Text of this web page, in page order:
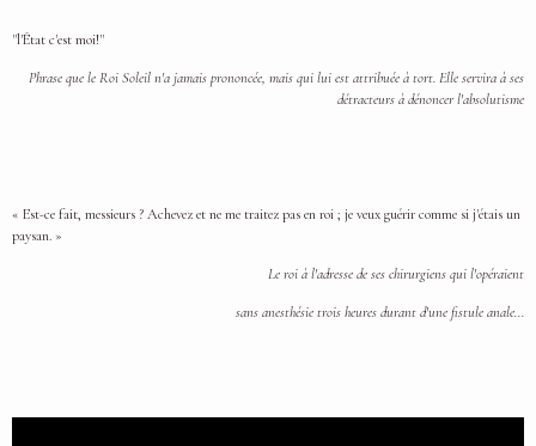
"l'État c'est moi!"
Phrase que le Roi Soleil n'a jamais prononcée, mais qui lui est attribuée à tort. Elle servira à ses
détracteurs à dénoncer l'absolutisme
« Est-ce fait, messieurs ? Achevez et ne me traitez pas en roi ; je veux guérir comme si j'étais un
paysan. »
Le roi à l'adresse de ses chirurgiens qui l'opéraient
sans anesthésie trois heures durant d'une fistule anale...